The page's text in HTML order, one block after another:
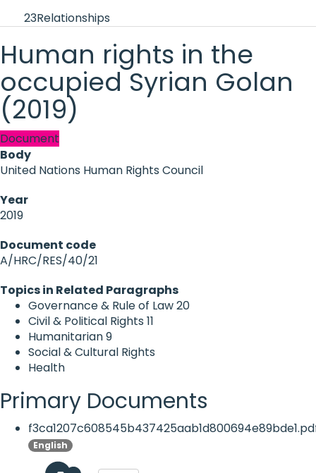
23Relationships
Human rights in the
occupied Syrian Golan
(2019)
Document
Body
United Nations Human Rights Council
Year
2019
Document code
A/HRC/RES/40/21
Topics in Related Paragraphs
Governance & Rule of Law20
Civil & Political Rights 11
Humanitarian9
Social & Cultural Rights
Health
Primary Documents
English